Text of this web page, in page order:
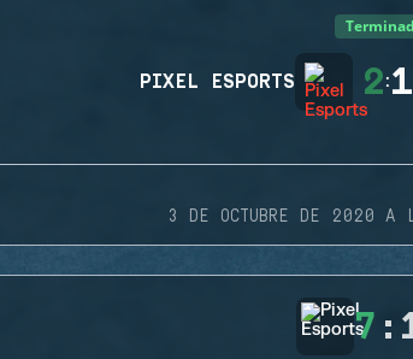
PIXEL ESPORTS 2:1
3 DE OCTUBRE DE 2020 A
7 :